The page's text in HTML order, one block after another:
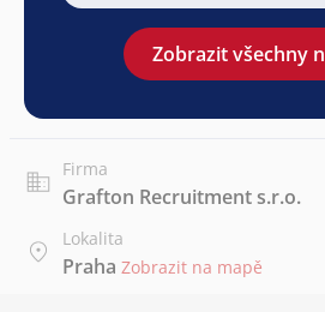
Zobrazit všechny
Firma
Grafton Recruitment s.r.o.
Lokalita
Praha Zobrazit na mapě